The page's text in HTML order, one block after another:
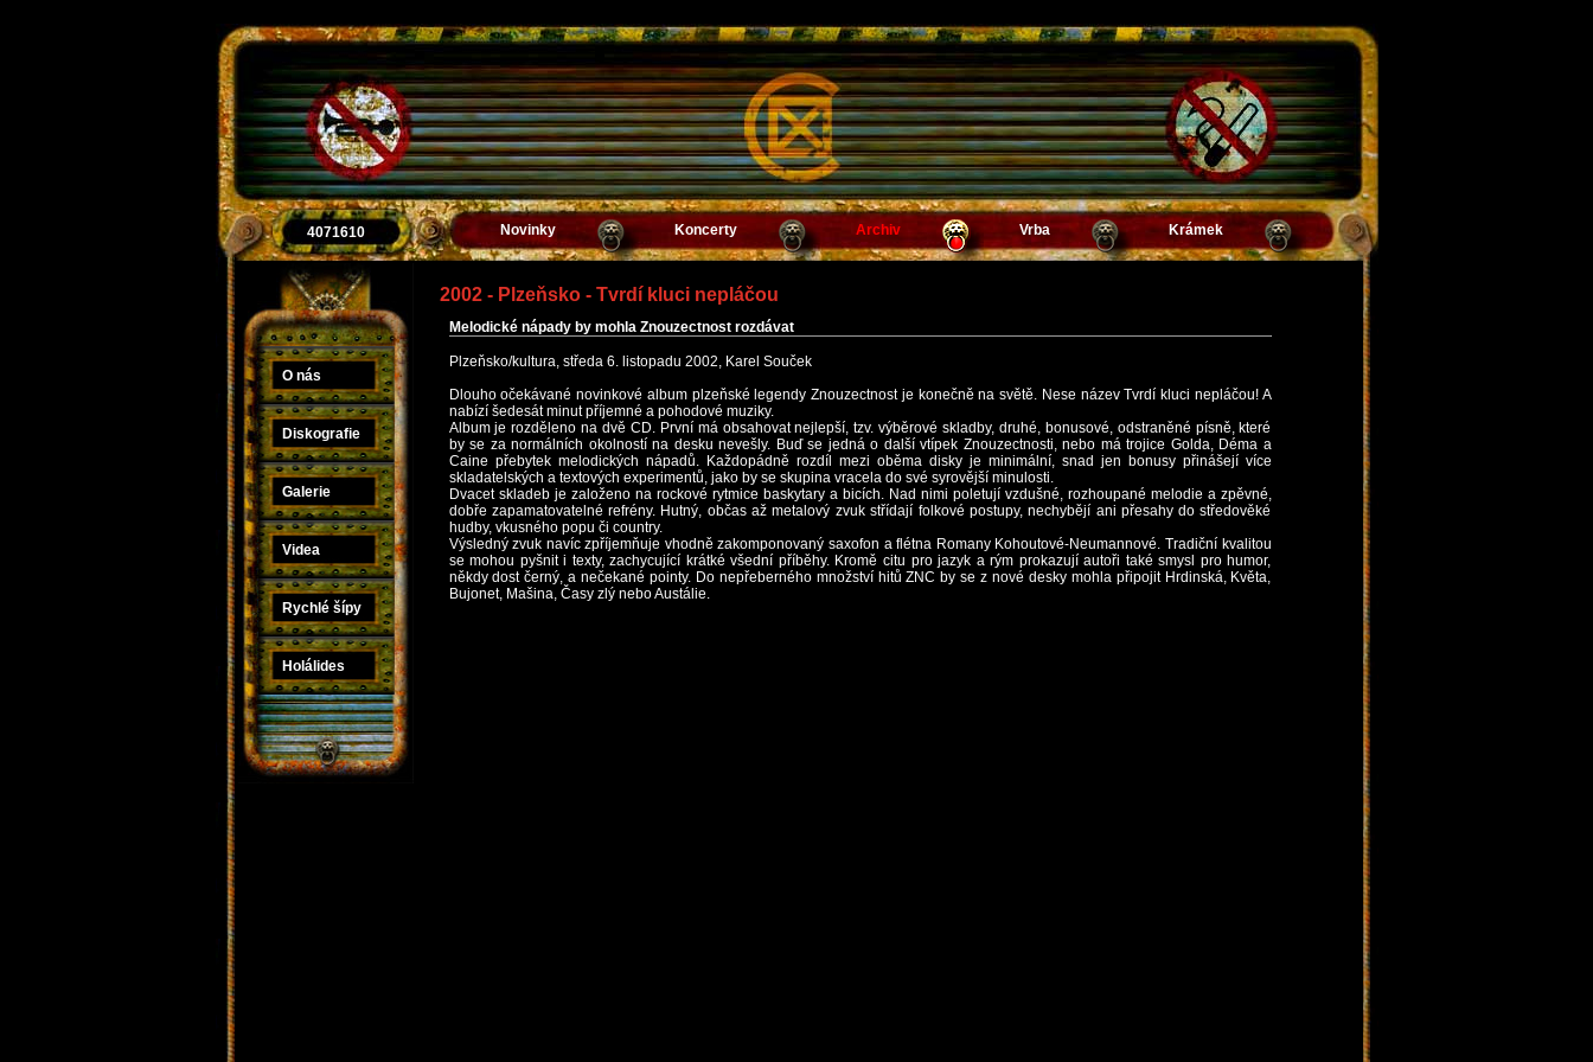
4071610 Novinky Koncerty Archiv Vrba Krámek
O nás
Diskografie
Galerie
Videa
Rychlé šípy
Holálides
2002 - Plzeňsko - Tvrdí kluci nepláčou
Melodické nápady by mohla Znouzectnost rozdávat
Plzeňsko/kultura, středa 6. listopadu 2002, Karel Souček
Dlouho očekávané novinkové album plzeňské legendy Znouzectnost je konečně na světě. Nese název Tvrdí kluci nepláčou! A
nabízí šedesát minut příjemné a pohodové muziky.
Album je rozděleno na dvě CD. První má obsahovat nejlepší, tzv. výběrové skladby, druhé, bonusové, odstraněné písně, které
by se za normálních okolností na desku nevešly. Buď se jedná o další vtípek Znouzectnosti, nebo má trojice Golda, Déma a
Caine přebytek melodických nápadů. Každopádně rozdíl mezi oběma disky je minimální, snad jen bonusy přinášejí více
skladatelských a textových experimentů, jako by se skupina vracela do své syrovější minulosti.
Dvacet skladeb je založeno na rockové rytmice baskytary a bicích. Nad nimi poletují vzdušné, rozhoupané melodie a zpěvné,
dobře zapamatovatelné refrény. Hutný, občas až metalový zvuk střídají folkové postupy, nechybějí ani přesahy do středověké
hudby, vkusného popu či country.
Výsledný zvuk navíc zpříjemňuje vhodně zakomponovaný saxofon a flétna Romany Kohoutové-Neumannové. Tradiční kvalitou
se mohou pyšnit i texty, zachycující krátké všední příběhy. Kromě citu pro jazyk a rým prokazují autoři také smysl pro humor,
někdy dost černý, a nečekané pointy. Do nepřeberného množství hitů ZNC by se z nové desky mohla připojit Hrdinská, Květa,
Bujonet, Mašina, Časy zlý nebo Austálie.